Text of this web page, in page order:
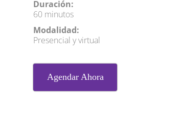
Duración:
60 minutos
Modalidad:
Presencial y virtual
Agendar Ahora